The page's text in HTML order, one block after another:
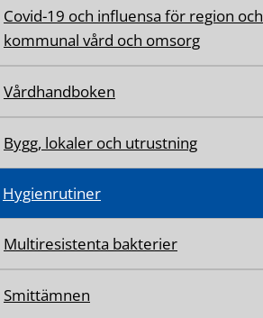
Covid-19 och influensa för region och
kommunal vård och omsorg
Vårdhandboken
Bygg, lokaler och utrustning
Hygienrutiner
Multiresistenta bakterier
Smittämnen